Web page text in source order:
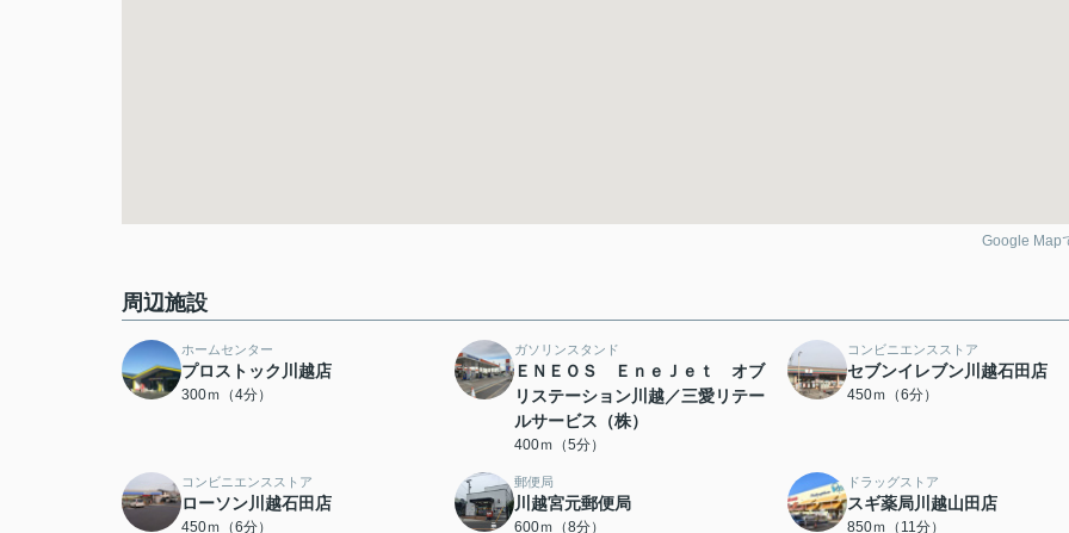
Google Map
周辺施設
ホームセンター
プロストック川越店
300ｍ（4分）
ガソリンスタンド
ＥＮＥＯＳ ＥｎｅＪｅｔ オブ
リステーション川越／三愛リテー
ルサービス（株）
400ｍ（5分）
コンビニエンスストア
セブンイレブン川越石田店
450ｍ（6分）
コンビニエンスストア
ローソン川越石田店
450ｍ（6分）
郵便局
川越宮元郵便局
600ｍ（8分）
ドラッグストア
スギ薬局川越山田店
850ｍ（11分）